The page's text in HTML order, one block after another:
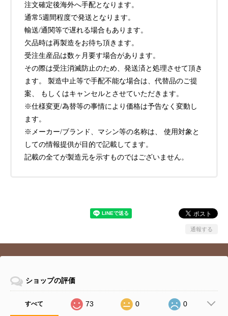
注文確定後海外へ手配となります。
通常5週間程度で発送となります。
輸送/通関等で遅れる場合もあります。
欠品時は再製造をお待ち頂きます。
受注生産品は数ヶ月要す場合があります。
その際は受注消滅防止のため、発送済と処理させて頂き
ます。 製造中止等で手配不能な場合は、代替品のご提
案、 もしくはキャンセルとさせていただきます。
※仕様変更/為替等の事情により価格は予告なく変動し
ます。
※メーカー/ブランド、マシン等の名称は、 使用対象と
しての情報提供が目的で記載してます。
記載の全てが製造元を示すものではございません。
通報する
ショップの評価
すべて 73 0 0